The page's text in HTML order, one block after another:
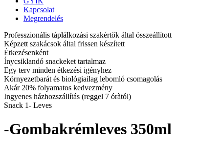
Kapcsolat
Megrendelés
Professzionális táplálkozási szakértők által összeállított
Képzett szakácsok által frissen készített
Étkezésenként
Ínycsiklandó snackeket tartalmaz
Egy terv minden étkezési igényhez
Környezetbarát és biológiailag lebomló csomagolás
Akár 20% folyamatos kedvezmény
Ingyenes házhozszállítás (reggel 7 óràtól)
Snack 1- Leves
-Gombakrémleves 350ml